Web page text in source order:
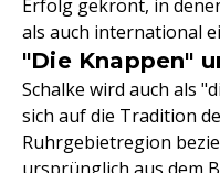
Erfolg gekrönt, in
als auch international
"Die Knappen"
Schalke wird auch als
sich auf die Tradition
Ruhrgebietregion